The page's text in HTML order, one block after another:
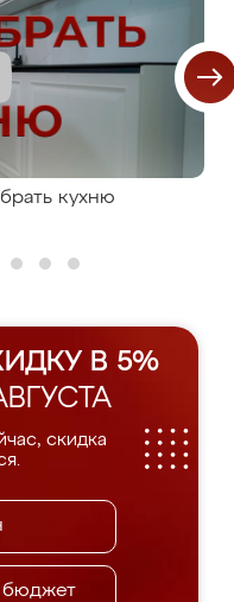
кухню
В 5%
скидка